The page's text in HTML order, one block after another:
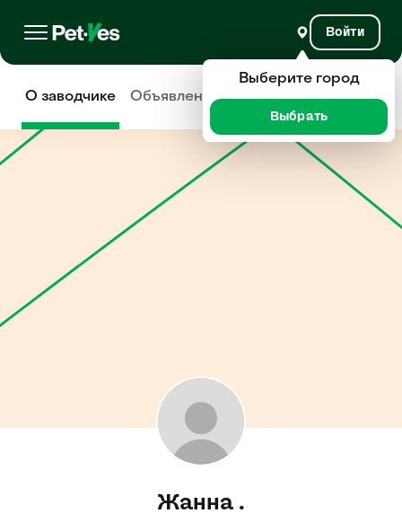
Войти
О заводчике Объявления Отзывы
Жанна .
Выберите город
Выбрать